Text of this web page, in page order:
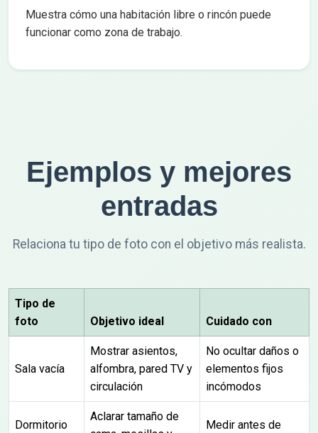
Muestra cómo una habitación libre o rincón puede
funcionar como zona de trabajo.
Ejemplos y mejores
entradas
Relaciona tu tipo de foto con el objetivo más realista.
Tipo de
foto
Objetivo ideal Cuidado con
Sala vacía
Mostrar asientos,
alfombra, pared TV y
circulación
No ocultar daños o
elementos fijos
incómodos
Dormitorio
Aclarar tamaño de
Medir antes de